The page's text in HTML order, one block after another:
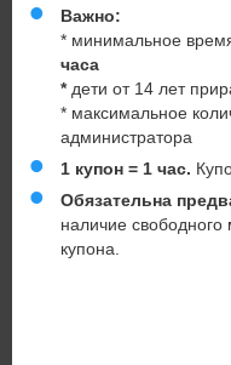
Важно:
* минимальное
часа
*дети от 14 лет
* максимальное
администратора
1 купон = 1 час.
Обязательна
наличие
купона.